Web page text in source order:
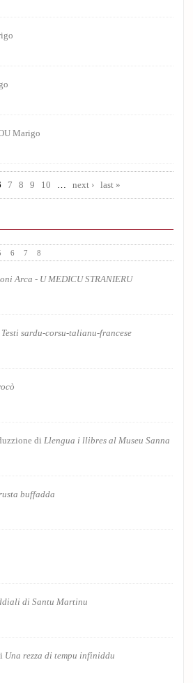
Marigo
7 8 9 10 … next › last »
6 7 8
Arca - U MEDICU STRANIERU
sardu-corsu-talianu-francese
di Llengua i llibres al Museu Sanna
buffadda
di Santu Martinu
Una rezza di tempu infiniddu